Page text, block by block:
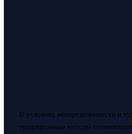
В условиях неопределенности и
традиционные методы